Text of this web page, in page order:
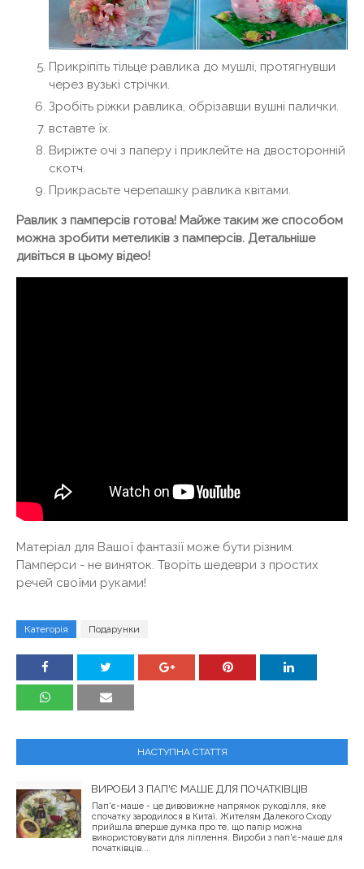
Прикріпіть тільце равлика до мушлі, протягнувши
через вузькі стрічки.
Зробіть ріжки равлика, обрізавши вушні палички.
вставте їх.
Виріжте очі з паперу і приклейте на двосторонній
скотч.
Прикрасьте черепашку равлика квітами.
Равлик з памперсів готова! Майже таким же способом
можна зробити метеликів з памперсів. Детальніше
дивіться в цьому відео!
Матеріал для Вашої фантазії може бути різним.
Памперси - не виняток. Творіть шедеври з простих
речей своїми руками!
Категорія Подарунки
НАСТУПНА СТАТТЯ
ВИРОБИ З ПАП'Є МАШЕ ДЛЯ ПОЧАТКІВЦІВ
Пап'є-маше - це дивовижне напрямок рукоділля, яке
спочатку зародилося в Китаї. Жителям Далекого Сходу
прийшла вперше думка про те, що папір можна
використовувати для ліплення. Вироби з пап'є-маше для
початківців...